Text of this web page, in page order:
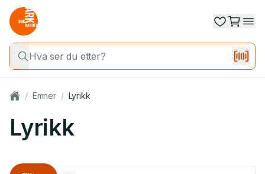
/ Emner / Lyrikk
Lyrikk